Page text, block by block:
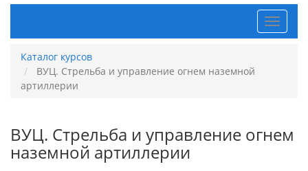
Каталог курсов
ВУЦ. Стрельба и управление огнем наземной
артиллерии
ВУЦ. Стрельба и управление огнем
наземной артиллерии